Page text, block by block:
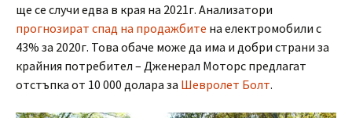
ще се случи едва в края на 2021г. Анализатори
прогнозират спад на продажбите на електромобили с
43% за 2020г. Това обаче може да има и добри страни за
крайния потребител – Дженерал Моторс предлагат
отстъпка от 10 000 долара за Шевролет Болт.